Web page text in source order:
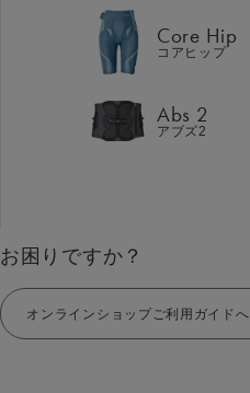
Core Hip
コアヒップ
Abs 2
アブズ2
お困りですか？
オンラインショップご利用ガイドへ